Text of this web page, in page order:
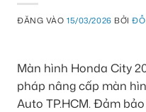
ĐĂNG VÀO15/03/2026 BỞI
Màn hình Honda City
pháp nâng cấp màn
Auto TP.HCM. Đảm